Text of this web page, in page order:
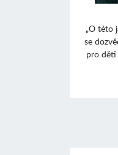
„O této
se
pro děti